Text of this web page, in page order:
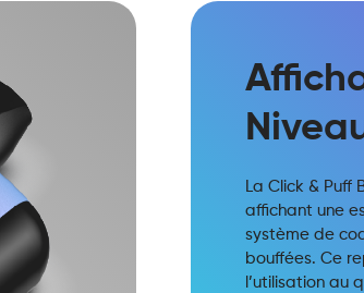
La Click & Puff
affichant une
système de
bouffées. Ce
l’utilisation au